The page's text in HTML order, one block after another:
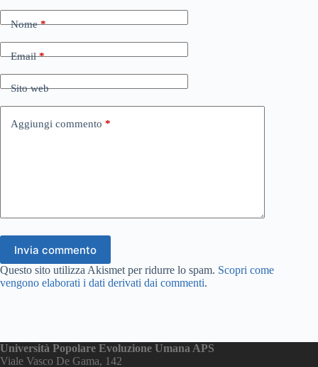
Nome*
Email*
Sito web
Aggiungi commento *
Invia commento
Questo sito utilizza Akismet per ridurre lo spam. Scopri come
vengono elaborati i dati derivati dai commenti.
Università Popolare Evoluzione Umana APS
Viale Vasco De Gama, 142